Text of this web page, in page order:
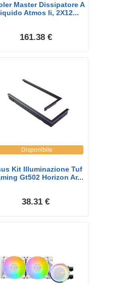
Master Dissipatore A
Atmos Ii, 2X12...
161.38 €
Disponibile
Kit Illuminazione Tuf
Gt502 Horizon Ar...
38.31 €